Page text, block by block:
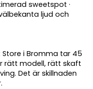
sweetspot ·
ljud och
i Bromma tar 45
rätt modell, rätt skaft
Det är skillnaden